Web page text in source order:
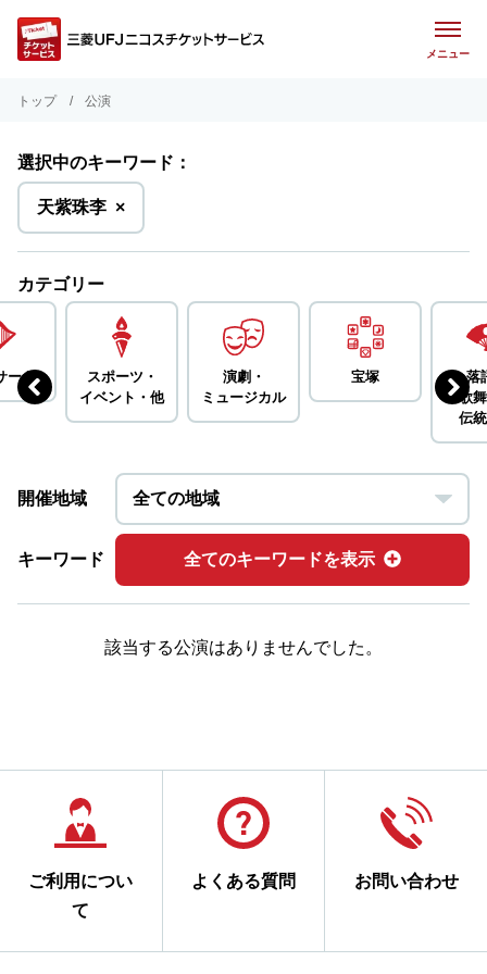
メニュー
トップ 公演
選択中のキーワード：
天紫珠李を
削
除
×
カテゴリー
ート
スポーツ・
イベント・ 他
演劇・
ミュージカル
宝塚
落
歌
伝
開催地域
キーワード 全てのキーワードを表示
該当する公演はありませんでした。
ご利用につい
て
よくある質問 お問い合わせ